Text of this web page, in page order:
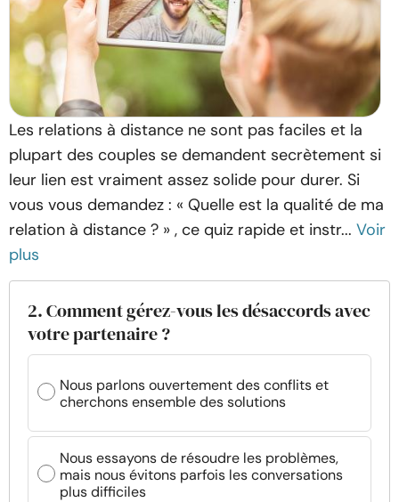
Les relations à distance ne sont pas faciles et la
plupart des couples se demandent secrètement si
leur lien est vraiment assez solide pour durer. Si
vous vous demandez : « Quelle est la qualité de ma
relation à distance ? » , ce quiz rapide et instr... Voir
plus
2. Comment gérez-vous les désaccords avec
votre partenaire ?
Nous parlons ouvertement des conflits et
cherchons ensemble des solutions
Nous essayons de résoudre les problèmes,
mais nous évitons parfois les conversations
plus difficiles